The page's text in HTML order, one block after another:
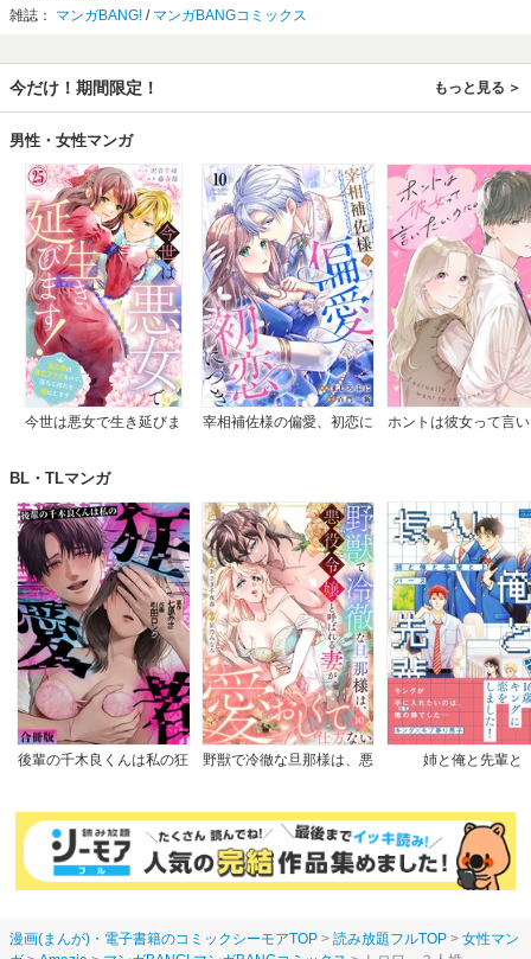
雑誌： マンガBANG! / マンガBANGコミックス
今だけ！期間限定！ もっと見る
男性・女性マンガ
今世は悪女で生き延びま
します～
宰相補佐様の偏愛、初恋に
ホントは彼女って言
BL・TLマンガ
後輩の千木良くんは私の狂
野獣で冷徹な旦那様は、悪
姉と俺と先輩と
漫画(まんが)・電子書籍のコミックシーモアTOP 読み放題フルTOP
女性マン